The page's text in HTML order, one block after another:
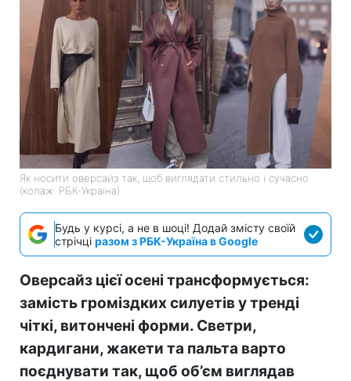
Як носити оверсайз так, щоб виглядати стильно і сучасно
(колаж: РБК-Україна)
Будь у курсі, а не в шоці! Додай змісту своїй
стрічці разом з РБК-Україна в Google
Оверсайз цієї осені трансформується:
замість громіздких силуетів у тренді
чіткі, витончені форми. Светри,
кардигани, жакети та пальта варто
поєднувати так, щоб об’єм виглядав